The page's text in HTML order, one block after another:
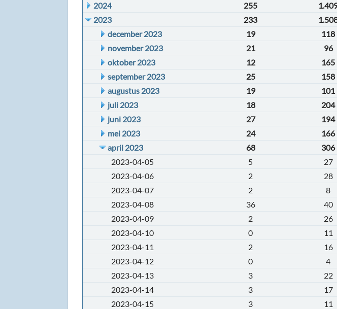
2024
255
2023
233
december 2023
19 118
november 2023
21 96
oktober 2023
12 165
september 2023
25 158
augustus 2023
19 101
juli 2023
18 204
juni 2023
27 194
mei 2023
24 166
april 2023
68 306
2023-04-05
5 27
2023-04-06
2 28
2023-04-07
2 8
2023-04-08
36 40
2023-04-09
2 26
2023-04-10
0 11
2023-04-11
2 16
2023-04-12
0 4
2023-04-13
3 22
2023-04-14
3 17
2023-04-15
3 11